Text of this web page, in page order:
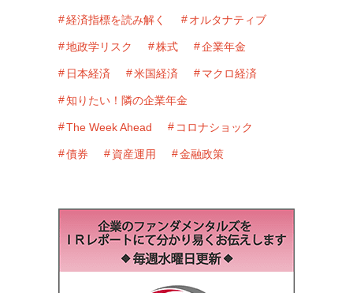
経済指標を読み解く オルタナティブ
地政学リスク 株式 企業年金
日本経済 米国経済 マクロ経済
知りたい！隣の企業年金
The Week Ahead コロナショック
債券 資産運用 金融政策